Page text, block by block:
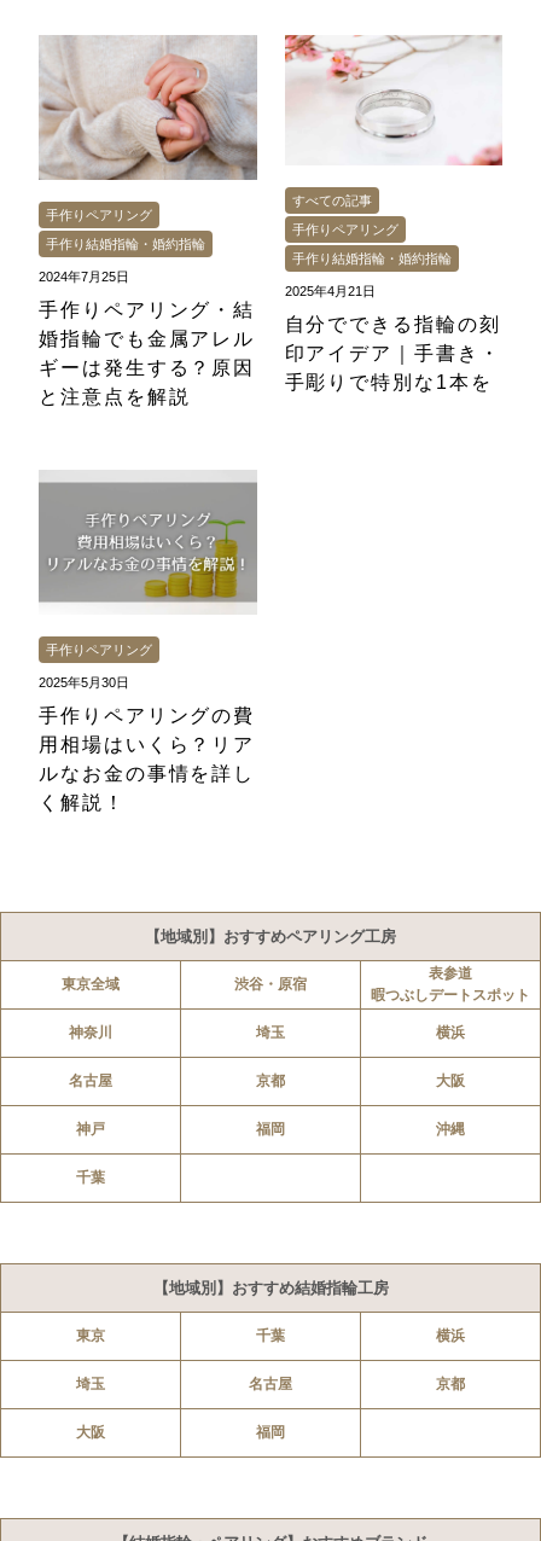
手作りペアリング
手作り結婚指輪・婚約指輪
2024年7月25日
手作りペアリング・結
婚指輪でも金属アレル
ギーは発生する？原因
と注意点を解説
すべての記事
手作りペアリング
手作り結婚指輪・婚約指輪
2025年4月21日
自分でできる指輪の刻
印アイデア｜手書き・
手彫りで特別な1本を
手作りペアリング
2025年5月30日
手作りペアリングの費
用相場はいくら？リア
ルなお金の事情を詳し
く解説！
【地域別】おすすめペアリング工房
東京全域 渋谷・原宿
表参道
暇つぶしデートスポット
神奈川 埼玉 横浜
名古屋 京都 大阪
神戸 福岡 沖縄
千葉
【地域別】おすすめ結婚指輪工房
東京 千葉 横浜
埼玉 名古屋 京都
大阪 福岡